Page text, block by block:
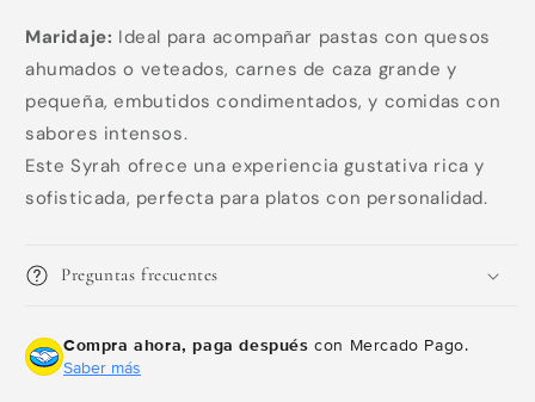
Maridaje: Ideal para acompañar pastas con quesos
ahumados o veteados, carnes de caza grande y
pequeña, embutidos condimentados, y comidas con
sabores intensos.
Este Syrah ofrece una experiencia gustativa rica y
sofisticada, perfecta para platos con personalidad.
Preguntas frecuentes
Compra ahora, paga después con Mercado Pago.
Saber más
1 Agrega tu producto al carrito yelige
pagar con Meses sin Tarjeta.
En tu cuenta de Mercado Pago,elige
la cantidad de mesesy confirma.
3 Paga mes a mes
débito u otros medios.
Crédito sujeto a aprobación.